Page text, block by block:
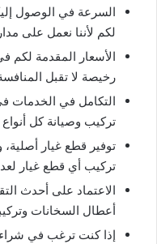
السرعة في الوصول
لكم لأننا نعمل على
الأسعار المقدمة لكم
رخيصة لا تقبل
التكامل في الخدمات
تركيب وصيانة كل أنواع
توفير قطع غيار
تركيب أي قطع غيار
الاعتماد على أحدث
أعطال السخانات
إذا كنت ترغب في